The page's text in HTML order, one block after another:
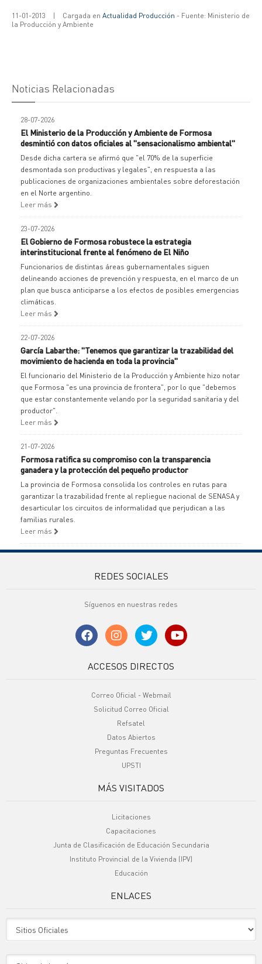
11-01-2013 | Cargada en Actualidad Producción - Fuente: Ministerio de
la Producción y Ambiente
Noticias Relacionadas
28-07-2026
El Ministerio de la Producción y Ambiente de Formosa
desmintió con datos oficiales al "sensacionalismo ambiental"
Desde dicha cartera se afirmó que "el 70% de la superficie
desmontada son productivas y legales", en respuesta a las
publicaciones de organizaciones ambientales sobre deforestación
en el Norte argentino.
Leer más
23-07-2026
El Gobierno de Formosa robustece la estrategia
interinstitucional frente al fenómeno de El Niño
Funcionarios de distintas áreas gubernamentales siguen
delineando acciones de prevención y respuesta, en el marco de un
plan que busca anticiparse a los efectos de posibles emergencias
climáticas.
Leer más
22-07-2026
García Labarthe: "Tenemos que garantizar la trazabilidad del
movimiento de hacienda en toda la provincia"
El funcionario del Ministerio de la Producción y Ambiente hizo notar
que Formosa "es una provincia de frontera", por lo que "debemos
que estar constantemente velando por la seguridad sanitaria y del
productor".
Leer más
21-07-2026
Formosa ratifica su compromiso con la transparencia
ganadera y la protección del pequeño productor
La provincia de Formosa consolida los controles en rutas para
garantizar la trazabilidad frente al repliegue nacional de SENASA y
desarticular los circuitos de informalidad que perjudican a las
familias rurales.
Leer más
REDES SOCIALES
Síguenos en nuestras redes
ACCESOS DIRECTOS
Correo Oficial - Webmail
Solicitud Correo Oficial
Refsatel
Datos Abiertos
Preguntas Frecuentes
UPSTI
MÁS VISITADOS
Licitaciones
Capacitaciones
Junta de Clasificación de Educación Secundaria
Instituto Provincial de la Vivienda (IPV)
Educación
ENLACES